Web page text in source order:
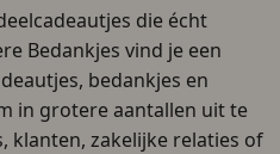
die écht
Bedankjes vind je een
bedankjes en
in grotere aantallen uit te
klanten, zakelijke relaties of